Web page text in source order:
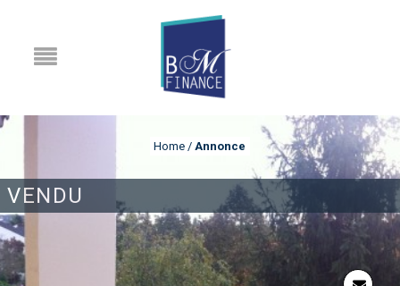
VENDU
Home / Annonce
ANNONCE